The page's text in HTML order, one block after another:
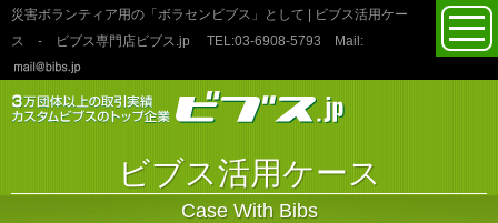
災害ボランティア用の「ボラセンビブス」として | ビブス活用ケー
ス - ビブス専門店ビブス.jp TEL:03‐6908‐5793 Mail:
ビブス活用ケース
Case With Bibs